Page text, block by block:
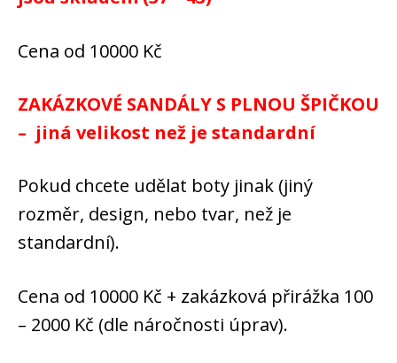
Cena od 10000 Kč
ZAKÁZKOVÉ SANDÁLY S PLNOU ŠPIČKOU
– jiná velikost než je standardní
Pokud chcete udělat boty jinak (jiný
rozměr, design, nebo tvar, než je
standardní).
Cena od 10000 Kč + zakázková přirážka 100
– 2000 Kč (dle náročnosti úprav).